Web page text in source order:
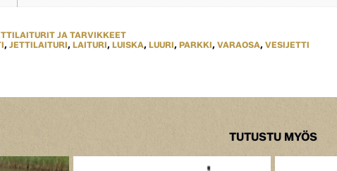
JA TARVIKKEET
, JETTILAITURI, LAITURI, LUISKA, LUURI, PARKKI, VARAOSA, VESIJETTI
TUTUSTU MYÖS